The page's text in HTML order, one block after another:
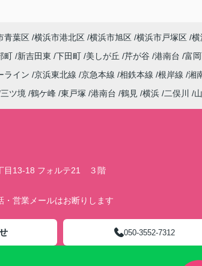
青葉区 横浜市港北区 横浜市旭区 横浜市戸塚区 横
町 新吉田東 下田町 美しが丘 芹が谷 港南台 富
ライン 京浜東北線 京急本線 相鉄本線 根岸線 湘
三ツ境 鶴ケ峰 東戸塚 港南台 鶴見 横浜 二俣川
目13-18 フォルテ21 ３階
・営業メールはお断りします
050-3552-7312